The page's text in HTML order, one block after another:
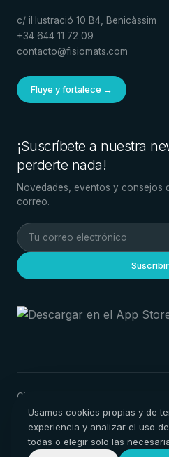
c/ il·lustració 10 B4, Benicàssim
+34 644 11 72 09
contacto@fisiomats.com
Fluye y fortalece →
¡Suscríbete a nuestra
perderte nada!
Novedades, eventos y consejos
correo.
Clínica
Proyecto Social · CaluaBlog
Usamos cookies propias y de
experiencia y analizar el uso
todas o elegir solo las